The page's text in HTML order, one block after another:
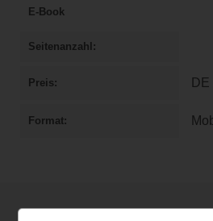
E-Book
Seitenanzahl
Preis DE
Format